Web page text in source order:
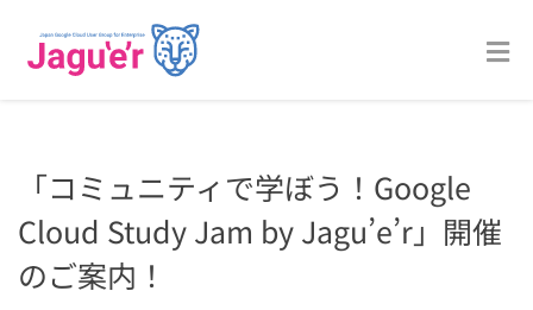
「コミュニティで学ぼう！Google
Cloud Study Jam by Jagu’e’r」開催
のご案内！